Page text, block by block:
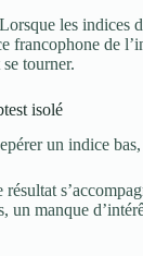
les
francophone de
tourner.
isolé
un indice
un manque